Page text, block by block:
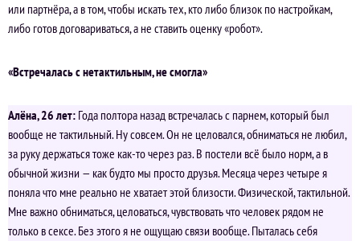
или партнёра, а в том, чтобы искать тех, кто либо близок по настройкам,
либо готов договариваться, а не ставить оценку «робот».
«Встречалась с нетактильным, не смогла»
Алёна, 26 лет: Года полтора назад встречалась с парнем, который был
вообще не тактильный. Ну совсем. Он не целовался, обниматься не любил,
за руку держаться тоже как-то через раз. В постели всё было норм, а в
обычной жизни — как будто мы просто друзья. Месяца через четыре я
поняла что мне реально не хватает этой близости. Физической, тактильной.
Мне важно обниматься, целоваться, чувствовать что человек рядом не
только в сексе. Без этого я не ощущаю связи вообще. Пыталась себя